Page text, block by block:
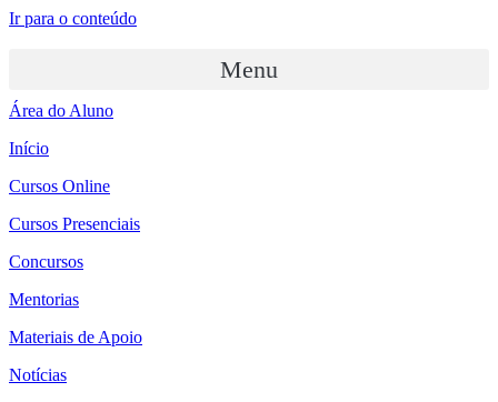
Ir para o conteúdo
Menu
Área do Aluno
Início
Cursos Online
Cursos Presenciais
Concursos
Mentorias
Materiais de Apoio
Notícias